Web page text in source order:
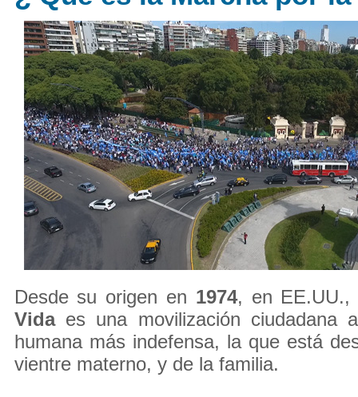
Desde su origen en 1974, en
Vidaes una movilización ciudadana
humana más indefensa, la que está
vientre materno, y de la familia.